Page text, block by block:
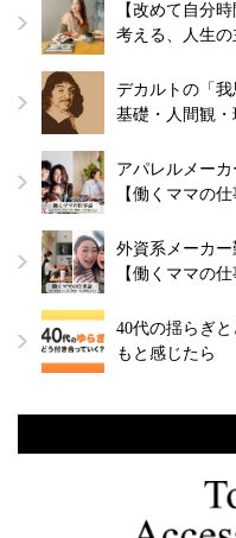
【改めて自分
考える、人生
デカルトの「
基礎・人間観
アパレルメー
【働くママの仕
外資系メーカ
【働くママの仕
40代の揺らぎ
もと感じたら